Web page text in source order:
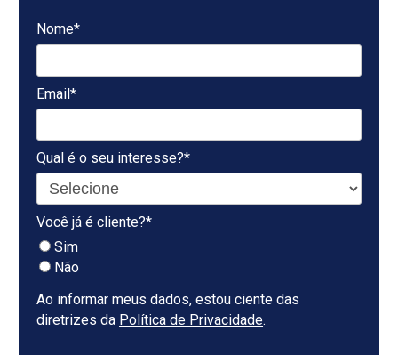
Nome*
Email*
Qual é o seu interesse?*
Você já é cliente?*
Sim
Não
Ao informar meus dados, estou ciente das
diretrizes da Política de Privacidade.